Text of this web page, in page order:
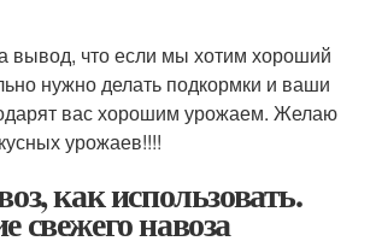
вывод, что если мы хотим хороший
нужно делать подкормки и ваши
вас хорошим урожаем. Желаю
урожаев!!!!
как использовать.
свежего навоза